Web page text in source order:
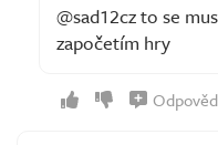
@sad12cz to se
započetím hry